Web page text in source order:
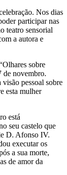
Nos dias
participar nas
teatro sensorial
a autora e
sobre
de novembro.
visão pessoal sobre
esta mulher
está
seu castelo que
D. Afonso IV.
executar os
a sua morte,
de amor da